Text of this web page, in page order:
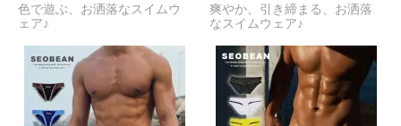
色で遊ぶ、お洒落なスイムウ
ェア♪
爽やか、引き締まる、お洒落
なスイムウェア♪